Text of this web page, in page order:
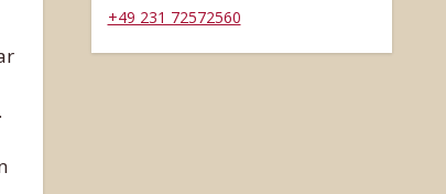
+49 231 72572560